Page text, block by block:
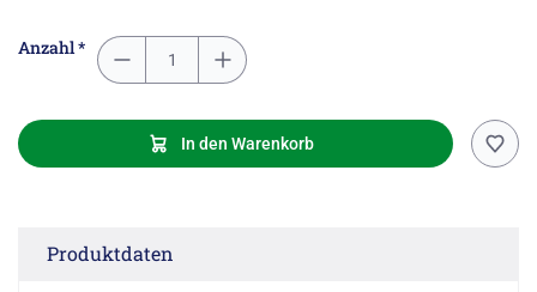
Anzahl *
In den Warenkorb
Produktdaten